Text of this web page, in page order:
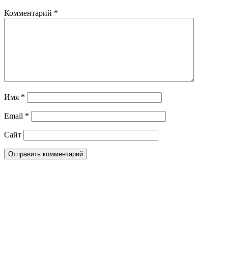
Комментарий *
Имя *
Email *
Сайт